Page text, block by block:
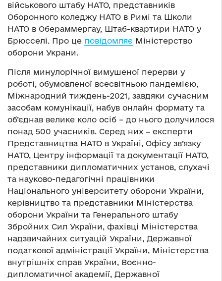
військового штабу НАТО, представників
Оборонного коледжу НАТО в Римі та Школи
НАТО в Обераммергау, Штаб-квартири НАТО у
Брюсселі. Про це повідомляє Міністерство
оборони Украни.
Після минулорічної вимушеної перерви у
роботі, обумовленої всесвітньою пандемією,
Міжнародний тиждень-2021, завдяки сучасним
засобам комунікації, набув онлайн формату та
об’єднав велике коло осіб – до нього долучилося
понад 500 учасників. Серед них ‒ експерти
Представництва НАТО в Україні, Офісу зв’язку
НАТО, Центру інформації та документації НАТО,
представники дипломатичних установ, слухачі
та науково-педагогічні працівники
Національного університету оборони України,
керівництво та представники Міністерства
оборони України та Генерального штабу
Збройних Сил України, фахівці Міністерства
надзвичайних ситуацій України, Державної
податкової адміністрації України, Міністерства
внутрішніх справ України, Воєнно-
дипломатичної академії, Державної